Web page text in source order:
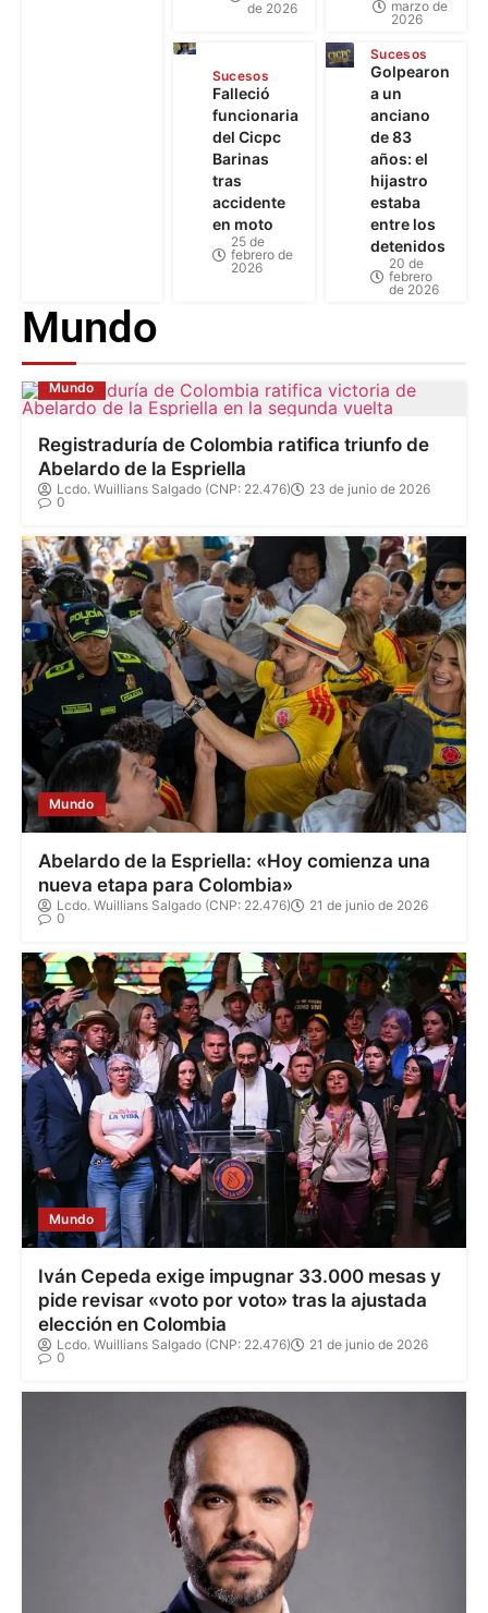
funcionaria
del Cicpc
Barinas
tras
accidente
en moto
25 de
febrero de
2026
Sucesos
a un
anciano
de 83
años: el
hijastro
estaba
entre los
detenidos
20 de
febrero
de 2026
Registraduría de Colombia ratifica triunfo de
Abelardo de la Espriella
Lcdo. Wuillians Salgado (CNP: 22.476)
23 de junio de 2026
0
Mundo
Abelardo de la Espriella: «Hoy comienza una
nueva etapa para Colombia»
Lcdo. Wuillians Salgado (CNP: 22.476)
21 de junio de 2026
0
Mundo
Iván Cepeda exige impugnar 33.000 mesas y
pide revisar «voto por voto» tras la ajustada
elección en Colombia
Lcdo. Wuillians Salgado (CNP: 22.476)
21 de junio de 2026
0